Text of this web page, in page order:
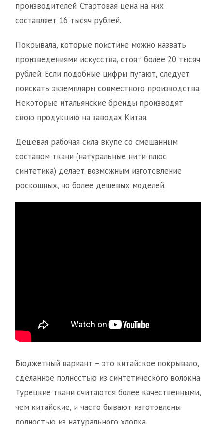
производителей. Стартовая цена на них
составляет 16 тысяч рублей.
Покрывала, которые поистине можно назвать
произведениями искусства, стоят более 20 тысяч
рублей. Если подобные цифры пугают, следует
поискать экземпляры совместного производства.
Некоторые итальянские бренды производят
свою продукцию на заводах Китая.
Дешевая рабочая сила вкупе со смешанным
составом ткани (натуральные нити плюс
синтетика) делает возможным изготовление
роскошных, но более дешевых моделей.
Бюджетный вариант – это китайское покрывало,
сделанное полностью из синтетического волокна.
Турецкие ткани считаются более качественными,
чем китайские, и часто бывают изготовлены
полностью из натурального хлопка.